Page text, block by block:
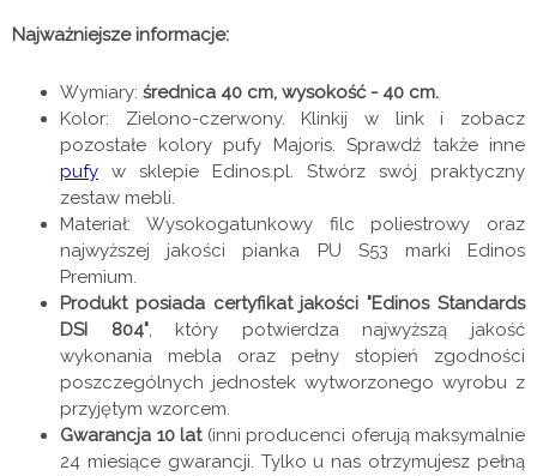
Najważniejsze informacje:
Wymiary: średnica 40 cm, wysokość - 40 cm.
Kolor: Zielono-czerwony. Klinkij w link i zobacz
pozostałe kolory pufy Majoris. Sprawdź także inne
pufy w sklepie Edinos.pl. Stwórz swój praktyczny
zestaw mebli.
Materiał: Wysokogatunkowy filc poliestrowy oraz
najwyższej jakości pianka PU S53 marki Edinos
Premium.
Produkt posiada certyfikat jakości "Edinos Standards
DSI 804", który potwierdza najwyższą jakość
wykonania mebla oraz pełny stopień zgodności
poszczególnych jednostek wytworzonego wyrobu z
przyjętym wzorcem.
Gwarancja 10 lat(inni producenci oferują maksymalnie
24 miesiące gwarancji. Tylko u nas otrzymujesz pełną